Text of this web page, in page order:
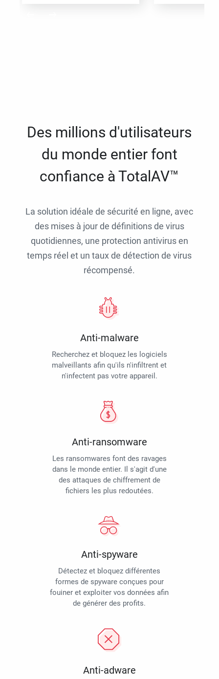
Des millions d'utilisateurs
du monde entier font
confiance à TotalAV™
La solution idéale de sécurité en ligne, avec
des mises à jour de définitions de virus
quotidiennes, une protection antivirus en
temps réel et un taux de détection de virus
récompensé.
Anti-malware
Recherchez et bloquez les logiciels
malveillants afin qu'ils n'infiltrent et
n'infectent pas votre appareil.
Anti-ransomware
Les ransomwares font des ravages
dans le monde entier. Il s'agit d'une
des attaques de chiffrement de
fichiers les plus redoutées.
Anti-spyware
Détectez et bloquez différentes
formes de spyware conçues pour
fouiner et exploiter vos données afin
de générer des profits.
Anti-adware